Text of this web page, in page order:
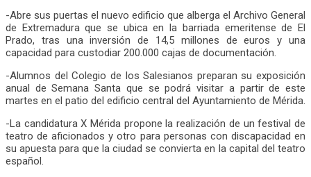
-Abre sus puertas el nuevo edificio que alberga el Archivo General
de Extremadura que se ubica en la barriada emeritense de El
Prado, tras una inversión de 14,5 millones de euros y una
capacidad para custodiar 200.000 cajas de documentación.
-Alumnos del Colegio de los Salesianos preparan su exposición
anual de Semana Santa que se podrá visitar a partir de este
martes en el patio del edificio central del Ayuntamiento de Mérida.
-La candidatura X Mérida propone la realización de un festival de
teatro de aficionados y otro para personas con discapacidad en
su apuesta para que la ciudad se convierta en la capital del teatro
español.